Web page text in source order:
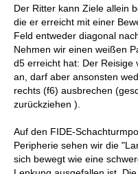
Der Ritter kann Ziele allein
die er erreicht mit einer
Feld entweder diagonal
Nehmen wir einen weißen
d5 erreicht hat: Der Reisige
an, darf aber ansonsten
rechts (f6) ausbrechen
zurückziehen ).
Auf den FIDE-
Peripherie sehen wir die
sich bewegt wie eine